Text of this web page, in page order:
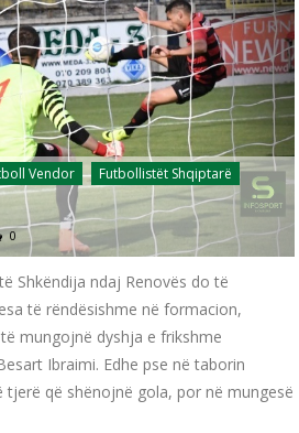
Vendor
Futbollistët Shqiptarë
0
Shkëndija ndaj Renovës do të
të rëndësishme në formacion,
mungojnë dyshja e frikshme
Ibraimi. Edhe pse në taborin
tjerë që shënojnë gola, por në mungesë